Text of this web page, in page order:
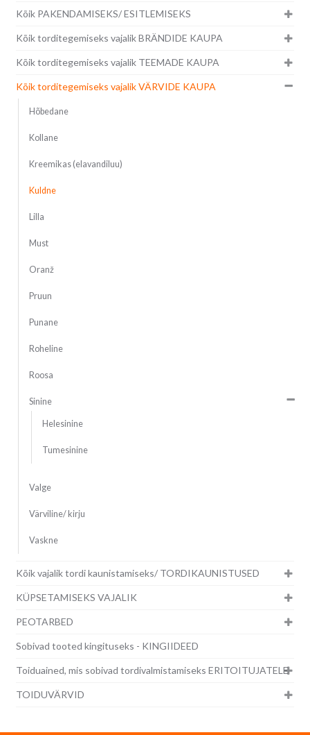
Kõik PAKENDAMISEKS/ ESITLEMISEKS
Kõik torditegemiseks vajalik BRÄNDIDE KAUPA
Kõik torditegemiseks vajalik TEEMADE KAUPA
Kõik torditegemiseks vajalik VÄRVIDE KAUPA
Hõbedane
Kollane
Kreemikas (elavandiluu)
Kuldne
Lilla
Must
Oranž
Pruun
Punane
Roheline
Roosa
Sinine
Helesinine
Tumesinine
Valge
Värviline/ kirju
Vaskne
Kõik vajalik tordi kaunistamiseks/ TORDIKAUNISTUSED
KÜPSETAMISEKS VAJALIK
PEOTARBED
Sobivad tooted kingituseks - KINGIIDEED
Toiduained, mis sobivad tordivalmistamiseks ERITOITUJATELE
TOIDUVÄRVID